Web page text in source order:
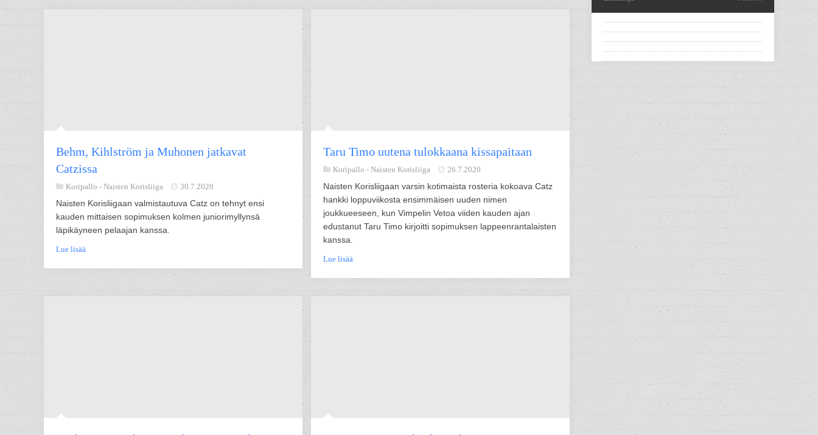
Behm, Kihlström ja Muhonen jatkavat
Catzissa
Koripallo - Naisten Korisliiga 30.7.2020
Naisten Korisliigaan valmistautuva Catz on tehnyt ensi
kauden mittaisen sopimuksen kolmen juniorimyllynsä
läpikäyneen pelaajan kanssa.
Lue lisää
Taru Timo uutena tulokkaana kissapaitaan
Koripallo - Naisten Korisliiga 26.7.2020
Naisten Korisliigaan varsin kotimaista rosteria kokoava Catz
hankki loppuviikosta ensimmäisen uuden nimen
joukkueeseen, kun Vimpelin Vetoa viiden kauden ajan
edustanut Taru Timo kirjoitti sopimuksen lappeenrantalaisten
kanssa.
Lue lisää